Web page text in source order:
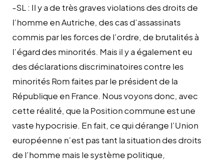
-SL : Il y a de très graves violations des droits de
l’homme en Autriche, des cas d’assassinats
commis par les forces de l’ordre, de brutalités à
l’égard des minorités. Mais il y a également eu
des déclarations discriminatoires contre les
minorités Rom faites par le président de la
République en France. Nous voyons donc, avec
cette réalité, que la Position commune est une
vaste hypocrisie. En fait, ce qui dérange l’Union
européenne n’est pas tant la situation des droits
de l’homme mais le système politique,